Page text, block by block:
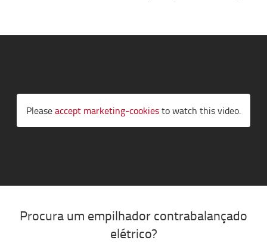
Pleaseaccept marketing-cookiesto watch this video.
Procura um empilhador contrabalançado
elétrico?